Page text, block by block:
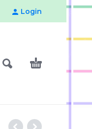
Login